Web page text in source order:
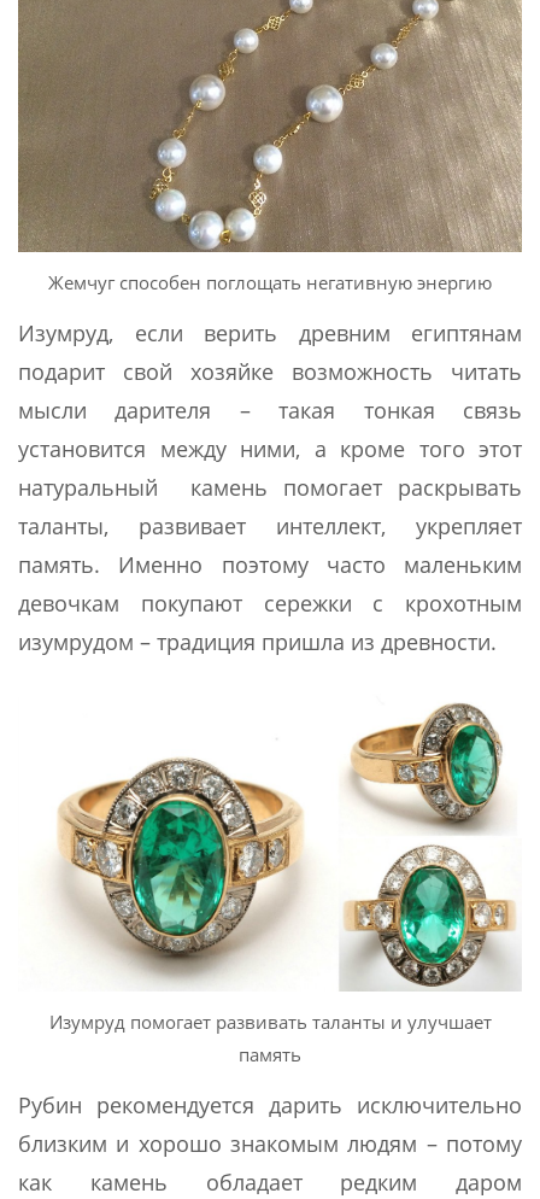
Жемчуг способен поглощать негативную энергию
Изумруд, если верить древним египтянам
подарит свой хозяйке возможность читать
мысли дарителя – такая тонкая связь
установится между ними, а кроме того этот
натуральный камень помогает раскрывать
таланты, развивает интеллект, укрепляет
память. Именно поэтому часто маленьким
девочкам покупают сережки с крохотным
изумрудом – традиция пришла из древности.
Изумруд помогает развивать таланты и улучшает
память
Рубин рекомендуется дарить исключительно
близким и хорошо знакомым людям – потому
как камень обладает редким даром